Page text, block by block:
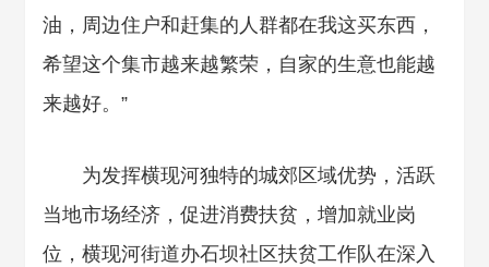
油，周边住户和赶集的人群都在我这买东西，
希望这个集市越来越繁荣，自家的生意也能越
来越好。”
为发挥横现河独特的城郊区域优势，活跃
当地市场经济，促进消费扶贫，增加就业岗
位，横现河街道办石坝社区扶贫工作队在深入